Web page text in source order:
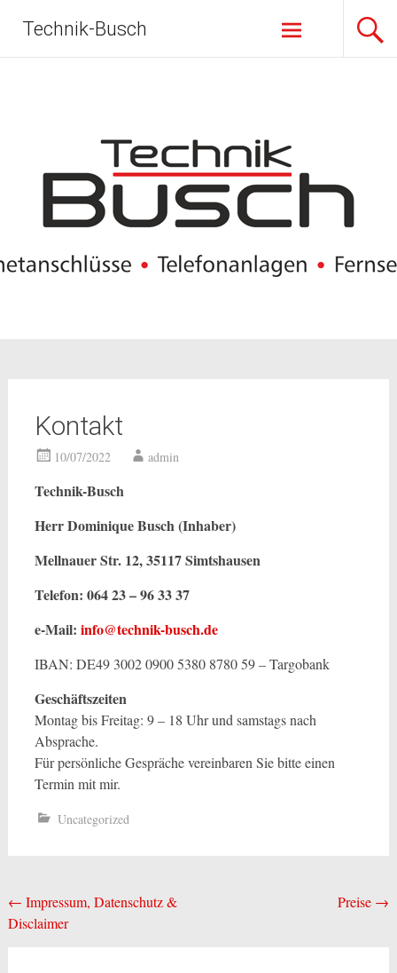
Technik-Busch
Kontakt
10/07/2022 admin
Technik-Busch
Herr Dominique Busch (Inhaber)
Mellnauer Str. 12, 35117 Simtshausen
Telefon: 064 23 – 96 33 37
e-Mail: info@technik-busch.de
IBAN: DE49 3002 0900 5380 8780 59 – Targobank
Geschäftszeiten
Montag bis Freitag: 9 – 18 Uhr und samstags nach
Absprache.
Für persönliche Gespräche vereinbaren Sie bitte einen
Termin mit mir.
Uncategorized
Beitragsnavigation
← Impressum, Datenschutz &
Disclaimer
Preise →